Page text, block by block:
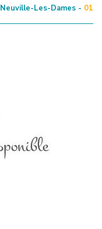
Neuville-Les-Dames - 01